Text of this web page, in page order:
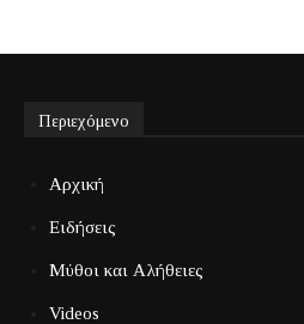
Περιεχόμενο
Αρχική
Ειδήσεις
Μύθοι και Αλήθειες
Videos